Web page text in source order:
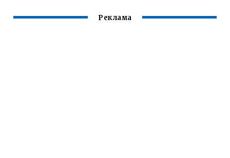
Реклама